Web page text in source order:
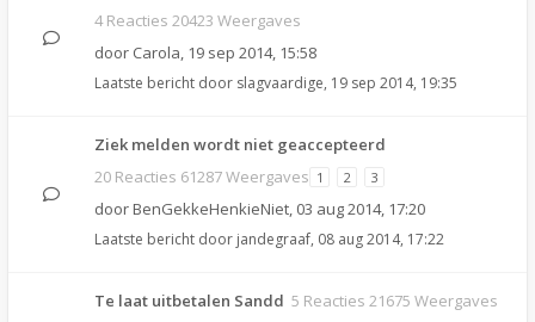
4 Reacties 20423 Weergaves
door Carola, 19 sep 2014, 15:58
Laatste bericht door slagvaardige, 19 sep 2014, 19:35
Ziek melden wordt niet geaccepteerd
20 Reacties 61287 Weergaves 1 2 3
door BenGekkeHenkieNiet, 03 aug 2014, 17:20
Laatste bericht door jandegraaf, 08 aug 2014, 17:22
Te laat uitbetalen Sandd 5 Reacties 21675 Weergaves